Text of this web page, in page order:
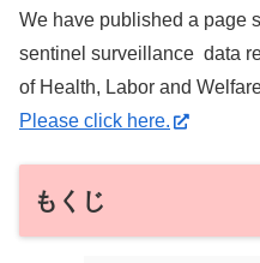
We have published a page
sentinel surveillance data
of Health, Labor and
Please click here.
もくじ